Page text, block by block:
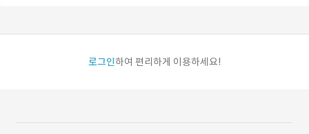
로그인하여 편리하게 이용하세요!